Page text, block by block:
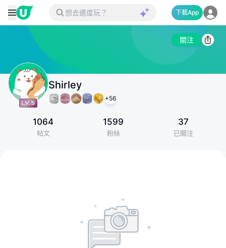
下載App
關注
Shirley
+56
1064
帖文
1599
粉絲
37
已關注